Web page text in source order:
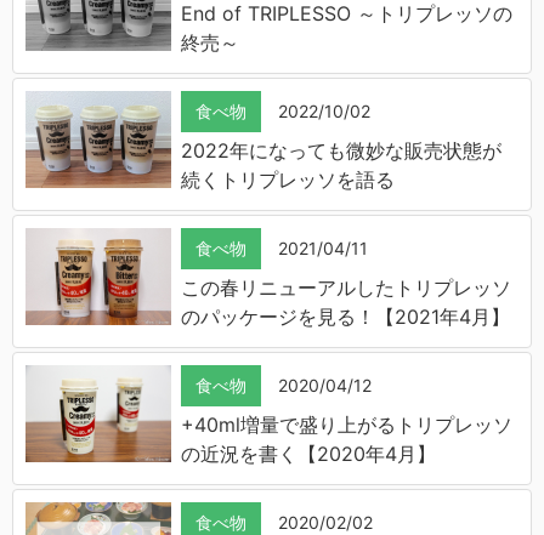
End of TRIPLESSO ～トリプレッソの
終売～
食べ物 2022/10/02
2022年になっても微妙な販売状態が
続くトリプレッソを語る
食べ物 2021/04/11
この春リニューアルしたトリプレッソ
のパッケージを見る！【2021年4月】
食べ物 2020/04/12
+40ml増量で盛り上がるトリプレッソ
の近況を書く【2020年4月】
食べ物 2020/02/02